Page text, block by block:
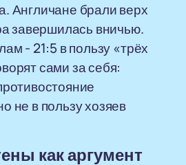
Англичане брали верх
завершилась вничью.
- 21:5 в пользу «трёх
сами за себя:
не в пользу хозяев
как аргумент